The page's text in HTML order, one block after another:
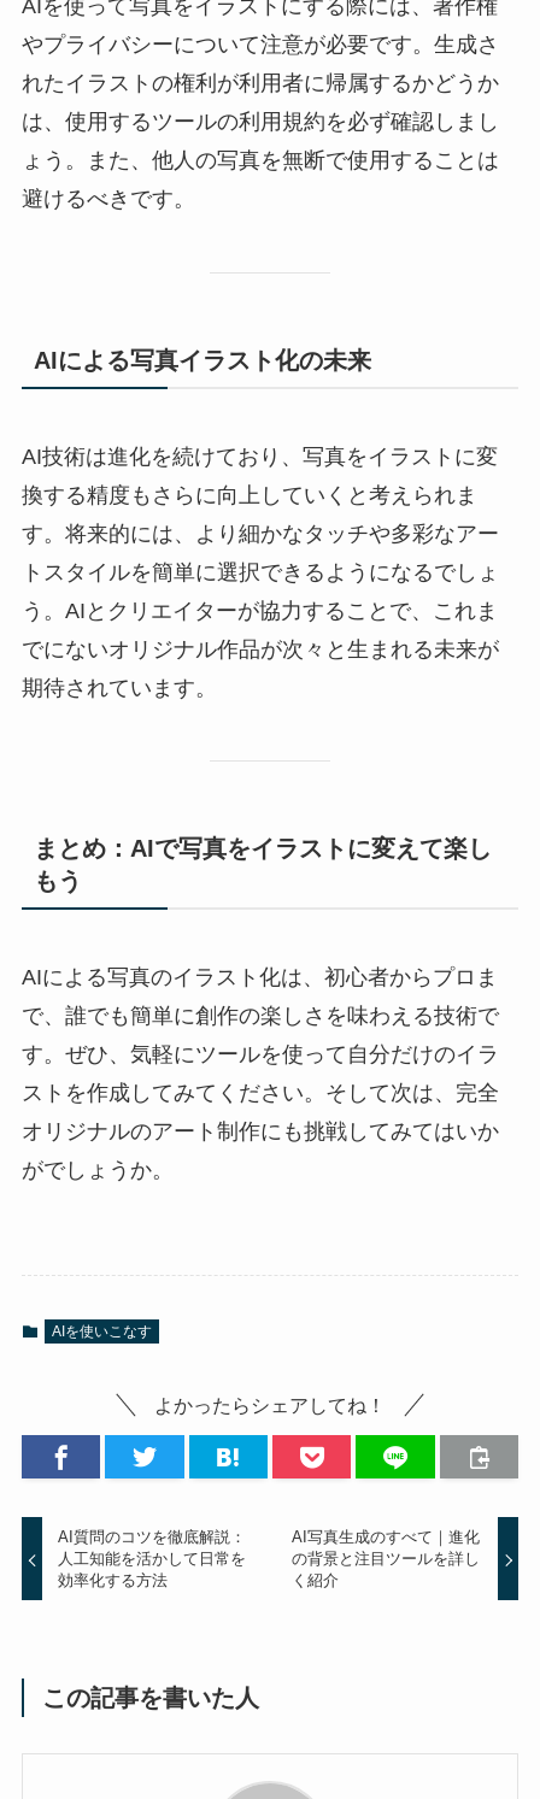
AIを使って写真をイラストにする際には、著作権
やプライバシーについて注意が必要です。生成さ
れたイラストの権利が利用者に帰属するかどうか
は、使用するツールの利用規約を必ず確認しまし
ょう。また、他人の写真を無断で使用することは
避けるべきです。
AIによる写真イラスト化の未来
AI技術は進化を続けており、写真をイラストに変
換する精度もさらに向上していくと考えられま
す。将来的には、より細かなタッチや多彩なアー
トスタイルを簡単に選択できるようになるでしょ
う。AIとクリエイターが協力することで、これま
でにないオリジナル作品が次々と生まれる未来が
期待されています。
まとめ：AIで写真をイラストに変えて楽し
もう
AIによる写真のイラスト化は、初心者からプロま
で、誰でも簡単に創作の楽しさを味わえる技術で
す。ぜひ、気軽にツールを使って自分だけのイラ
ストを作成してみてください。そして次は、完全
オリジナルのアート制作にも挑戦してみてはいか
がでしょうか。
AIを使いこなす
よかったらシェアしてね！
AI質問のコツを徹底解説：
人工知能を活かして日常を
効率化する方法
AI写真生成のすべて｜進化
の背景と注目ツールを詳し
く紹介
この記事を書いた人